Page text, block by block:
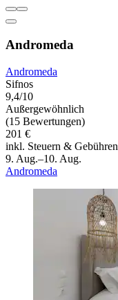
Andromeda
Andromeda
Sifnos
9,4/10
Außergewöhnlich
(15 Bewertungen)
201 €
inkl. Steuern & Gebühren
9. Aug.–10. Aug.
Andromeda